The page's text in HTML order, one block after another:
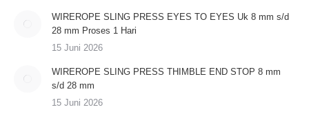
WIREROPE SLING PRESS EYES TO EYES Uk 8 mm s/d
28 mm Proses 1 Hari
15 Juni 2026
WIREROPE SLING PRESS THIMBLE END STOP 8 mm
s/d 28 mm
15 Juni 2026